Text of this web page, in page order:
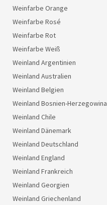
Weinfarbe Orange
Weinfarbe Rosé
Weinfarbe Rot
Weinfarbe Weiß
Weinland Argentinien
Weinland Australien
Weinland Belgien
Weinland Bosnien-Herzegowina
Weinland Chile
Weinland Dänemark
Weinland Deutschland
Weinland England
Weinland Frankreich
Weinland Georgien
Weinland Griechenland